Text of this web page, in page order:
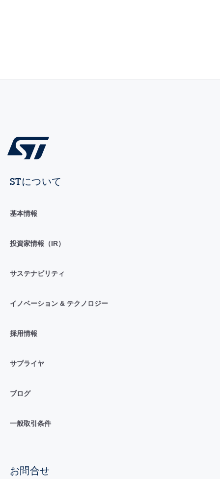
STについて
基本情報
投資家情報（IR）
サステナビリティ
イノベーション & テクノロジー
採用情報
サプライヤ
ブログ
一般取引条件
お問合せ